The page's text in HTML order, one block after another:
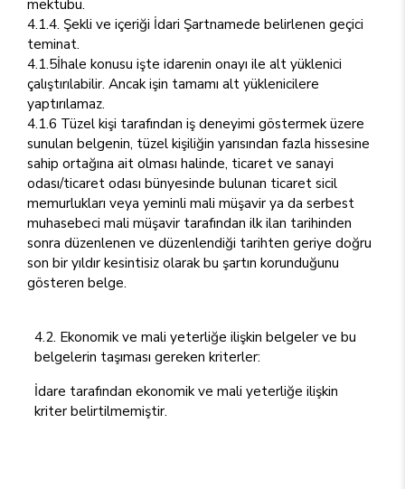
mektubu.
4.1.4. Şekli ve içeriği İdari Şartnamede belirlenen geçici
teminat.
4.1.5İhale konusu işte idarenin onayı ile alt yüklenici
çalıştırılabilir. Ancak işin tamamı alt yüklenicilere
yaptırılamaz.
4.1.6 Tüzel kişi tarafından iş deneyimi göstermek üzere
sunulan belgenin, tüzel kişiliğin yarısından fazla hissesine
sahip ortağına ait olması halinde, ticaret ve sanayi
odası/ticaret odası bünyesinde bulunan ticaret sicil
memurlukları veya yeminli mali müşavir ya da serbest
muhasebeci mali müşavir tarafından ilk ilan tarihinden
sonra düzenlenen ve düzenlendiği tarihten geriye doğru
son bir yıldır kesintisiz olarak bu şartın korunduğunu
gösteren belge.
4.2. Ekonomik ve mali yeterliğe ilişkin belgeler ve bu
belgelerin taşıması gereken kriterler:
İdare tarafından ekonomik ve mali yeterliğe ilişkin
kriter belirtilmemiştir.